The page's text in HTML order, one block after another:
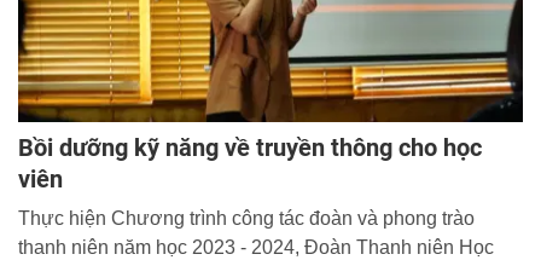
Bồi dưỡng kỹ năng về truyền thông cho học
viên
Thực hiện Chương trình công tác đoàn và phong trào
thanh niên năm học 2023 - 2024, Đoàn Thanh niên Học